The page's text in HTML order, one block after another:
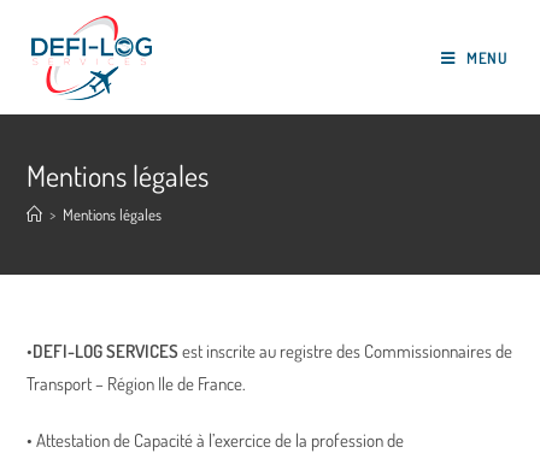
content
MENU
Mentions légales
> Mentions légales
•DEFI-LOG SERVICESest inscrite au registre des Commissionnaires de
Transport – Région Ile de France.
• Attestation de Capacité à l’exercice de la profession de